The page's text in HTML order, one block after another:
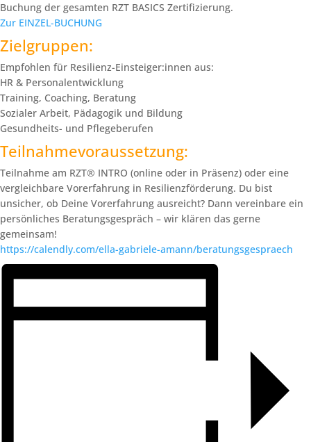
Buchung der gesamten RZT BASICS Zertifizierung.
Zur EINZEL-BUCHUNG
Zielgruppen:
Empfohlen für Resilienz-Einsteiger:innen aus:
HR & Personalentwicklung
Training, Coaching, Beratung
Sozialer Arbeit, Pädagogik und Bildung
Gesundheits- und Pflegeberufen
Teilnahmevoraussetzung:
Teilnahme am RZT® INTRO (online oder in Präsenz) oder eine
vergleichbare Vorerfahrung in Resilienzförderung. Du bist
unsicher, ob Deine Vorerfahrung ausreicht? Dann vereinbare ein
persönliches Beratungsgespräch – wir klären das gerne
gemeinsam!
https://calendly.com/ella-gabriele-amann/beratungsgespraech